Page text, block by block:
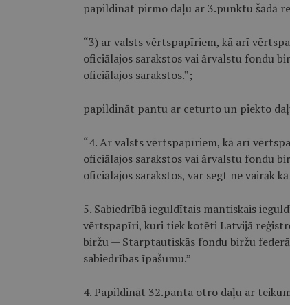
papildināt pirmo daļu ar 3.punktu šādā
“3) ar valsts vērtspapīriem, kā arī
oficiālajos sarakstos vai ārvalstu fondu
oficiālajos sarakstos.”;
papildināt pantu ar ceturto un piekto
“4. Ar valsts vērtspapīriem, kā arī
oficiālajos sarakstos vai ārvalstu fondu
oficiālajos sarakstos, var segt ne vairāk
5. Sabiedrībā ieguldītais mantiskais
vērtspapīri, kuri tiek kotēti Latvijā
biržu — Starptautiskās fondu biržu
sabiedrības īpašumu.”
4. Papildināt 32.panta otro daļu ar